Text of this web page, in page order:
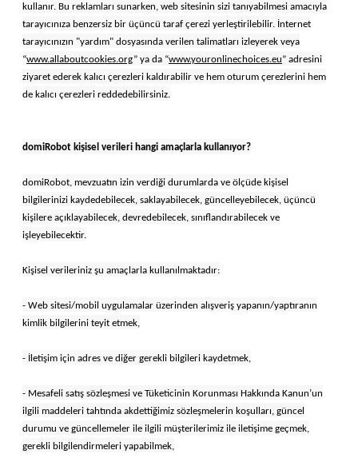
kullanır. Bu reklamları sunarken, web sitesinin sizi tanıyabilmesi amacıyla
tarayıcınıza benzersiz bir üçüncü taraf çerezi yerleştirilebilir. İnternet
tarayıcınızın "yardım" dosyasında verilen talimatları izleyerek veya
“www.allaboutcookies.org” ya da “www.youronlinechoices.eu” adresini
ziyaret ederek kalıcı çerezleri kaldırabilir ve hem oturum çerezlerini hem
de kalıcı çerezleri reddedebilirsiniz.
domiRobot kişisel verileri hangi amaçlarla kullanıyor?
domiRobot, mevzuatın izin verdiği durumlarda ve ölçüde kişisel
bilgilerinizi kaydedebilecek, saklayabilecek, güncelleyebilecek, üçüncü
kişilere açıklayabilecek, devredebilecek, sınıflandırabilecek ve
işleyebilecektir.
Kişisel verileriniz şu amaçlarla kullanılmaktadır:
- Web sitesi/mobil uygulamalar üzerinden alışveriş yapanın/yaptıranın
kimlik bilgilerini teyit etmek,
- İletişim için adres ve diğer gerekli bilgileri kaydetmek,
- Mesafeli satış sözleşmesi ve Tüketicinin Korunması Hakkında Kanun’un
ilgili maddeleri tahtında akdettiğimiz sözleşmelerin koşulları, güncel
durumu ve güncellemeler ile ilgili müşterilerimiz ile iletişime geçmek,
gerekli bilgilendirmeleri yapabilmek,